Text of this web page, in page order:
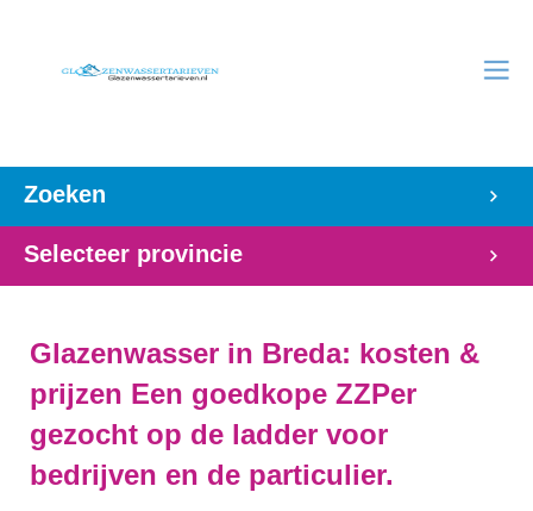
Zoeken
Selecteer provincie
Glazenwasser in Breda: kosten &
prijzen Een goedkope ZZPer
gezocht op de ladder voor
bedrijven en de particulier.